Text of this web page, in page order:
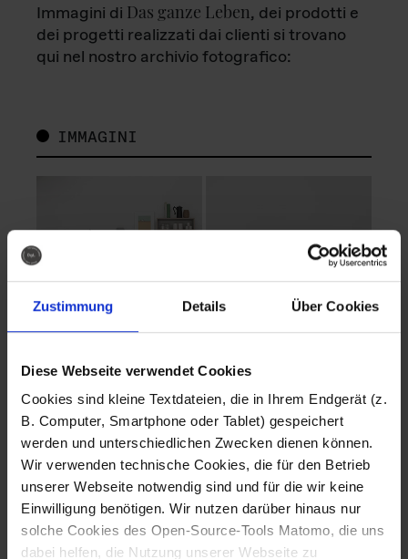
Zustimmung Details Über Cookies
Diese Webseite verwendet Cookies
Cookies sind kleine Textdateien, die in Ihrem Endgerät (z.
B. Computer, Smartphone oder Tablet) gespeichert
werden und unterschiedlichen Zwecken dienen können.
Wir verwenden technische Cookies, die für den Betrieb
unserer Webseite notwendig sind und für die wir keine
Einwilligung benötigen. Wir nutzen darüber hinaus nur
solche Cookies des Open-Source-Tools Matomo, die uns
dabei helfen, die Nutzung unserer Webseite zu
Immagini di Das ganze Leben, dei prodotti e
dei progetti realizzati dai clienti si trovano
qui nel nostro archivio fotografico:
IMMAGINI
Fotografo: Lorenz
Sternbach
Download
Fotografo: Lorenz
Sternbach
Download